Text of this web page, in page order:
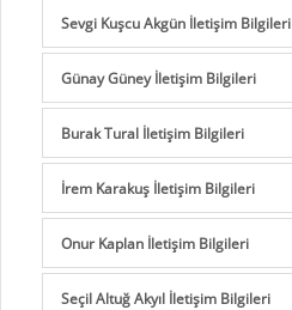
Sevgi Kuşcu Akgün İletişim Bilgileri
Günay Güney İletişim Bilgileri
Burak Tural İletişim Bilgileri
İrem Karakuş İletişim Bilgileri
Onur Kaplan İletişim Bilgileri
Seçil Altuğ Akyıl İletişim Bilgileri